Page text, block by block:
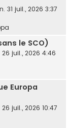
31 juil., 2026 3:37
le SCO)
juil., 2026 4:46
Europa
juil., 2026 10:47